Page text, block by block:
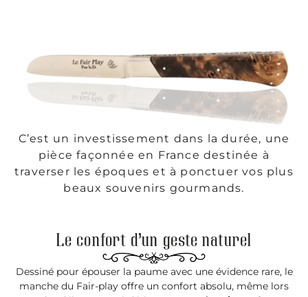
C’est un investissement dans la durée, une
pièce façonnée en France destinée à
traverser les époques et à ponctuer vos plus
beaux souvenirs gourmands.
Le confort d’un geste naturel
Dessiné pour épouser la paume avec une évidence rare, le
manche du Fair-play offre un confort absolu, même lors